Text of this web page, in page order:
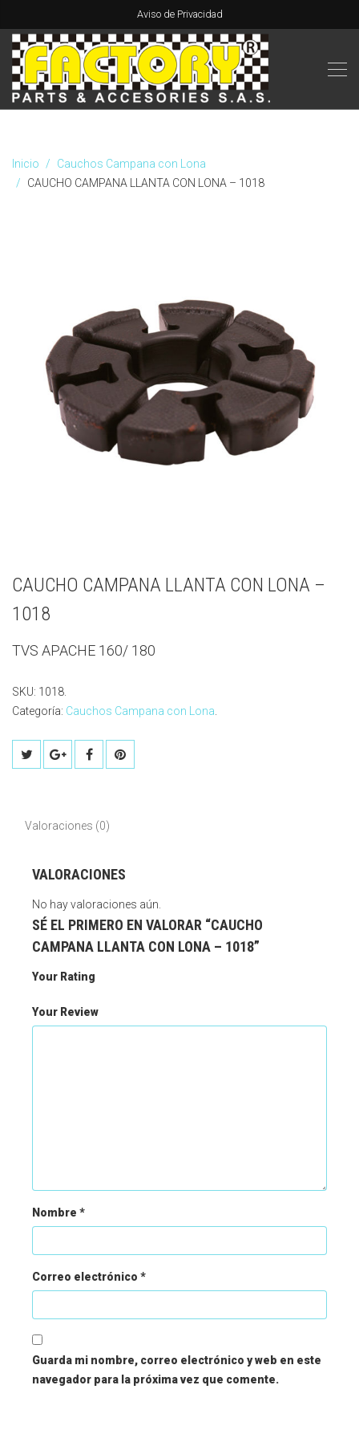
Aviso de Privacidad
Inicio
Cauchos Campana con Lona
CAUCHO CAMPANA LLANTA CON LONA – 1018
CAUCHO CAMPANA LLANTA CON LONA –
1018
TVS APACHE 160/ 180
SKU: 1018
Categoría: Cauchos Campana con Lona
Valoraciones (0)
VALORACIONES
No hay valoraciones aún.
SÉ EL PRIMERO EN VALORAR “CAUCHO
CAMPANA LLANTA CON LONA – 1018”
Your Rating
Your Review
Nombre *
Correo electrónico *
Guarda mi nombre, correo electrónico y web en este
navegador para la próxima vez que comente.